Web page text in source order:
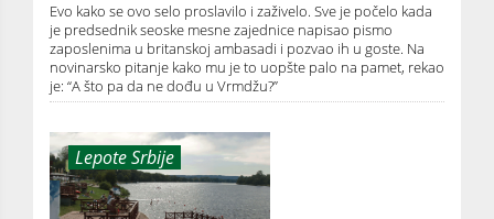
Evo kako se ovo selo proslavilo i zaživelo. Sve je počelo kada
je predsednik seoske mesne zajednice napisao pismo
zaposlenima u britanskoj ambasadi i pozvao ih u goste. Na
novinarsko pitanje kako mu je to uopšte palo na pamet, rekao
je: “A što pa da ne dođu u Vrmdžu?”
Lepote Srbije